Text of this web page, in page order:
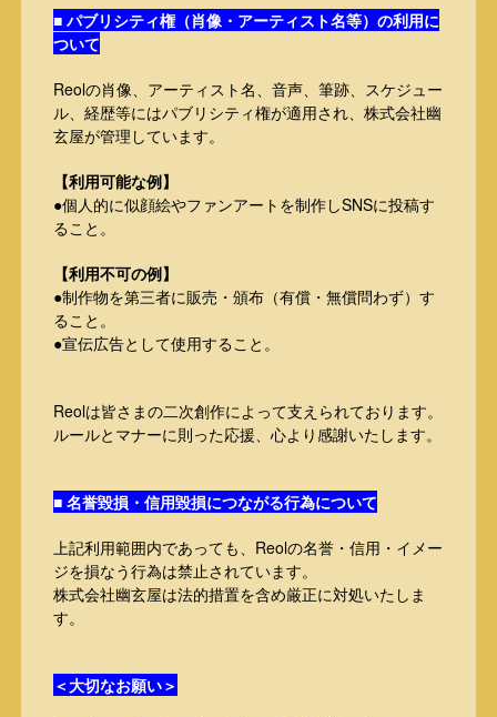
■ パブリシティ権（肖像・アーティスト名等）の利用に
ついて
Reolの肖像、アーティスト名、音声、筆跡、スケジュー
ル、経歴等にはパブリシティ権が適用され、株式会社幽
玄屋が管理しています。
【利用可能な例】
●個人的に似顔絵やファンアートを制作しSNSに投稿す
ること。
【利用不可の例】
●制作物を第三者に販売・頒布（有償・無償問わず）す
ること。
●宣伝広告として使用すること。
Reolは皆さまの二次創作によって支えられております。
ルールとマナーに則った応援、心より感謝いたします。
■ 名誉毀損・信用毀損につながる行為について
上記利用範囲内であっても、Reolの名誉・信用・イメー
ジを損なう行為は禁止されています。
株式会社幽玄屋は法的措置を含め厳正に対処いたしま
す。
＜大切なお願い＞